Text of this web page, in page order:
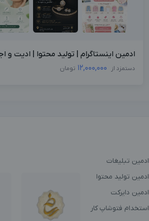
ادمین اینستاگرام | تولید محتوا | ادیت و
دستمزد از 12,000,000 تومان
ادمین تبلیغات
ادمین تولید محتوا
ادمین دایرکت
استخدام فتوشاپ کار